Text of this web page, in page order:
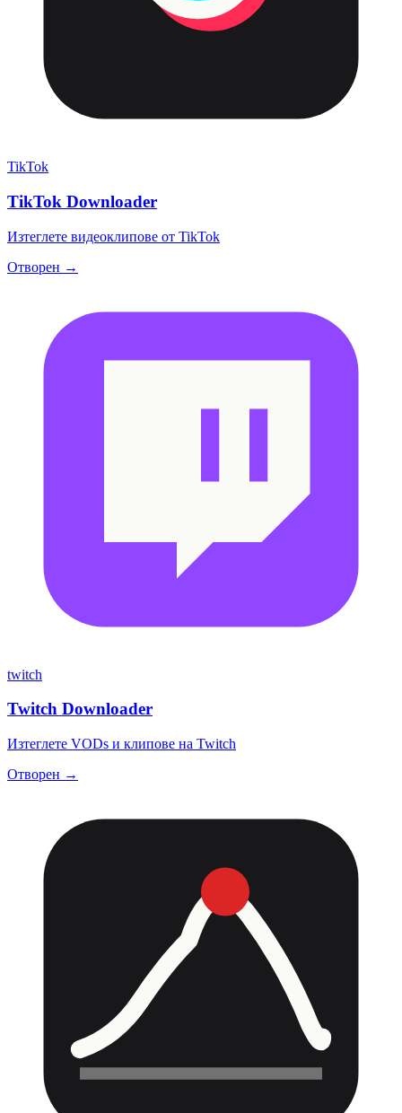
TikTok
TikTok Downloader
Изтеглете видеоклипове от TikTok
Отворен →
twitch
Twitch Downloader
Изтеглете VODs и клипове на Twitch
Отворен →